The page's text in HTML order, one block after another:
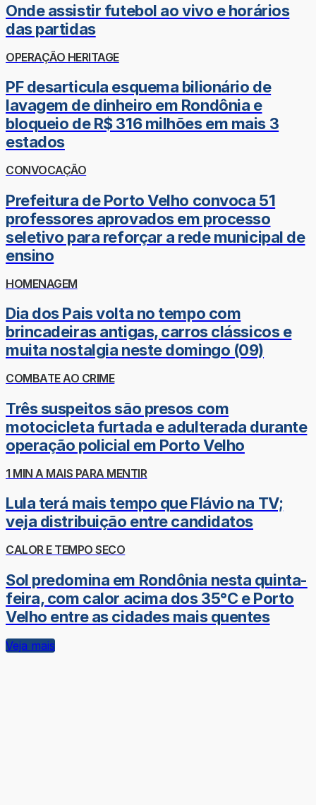
Onde assistir futebol ao vivo e horários
das partidas
OPERAÇÃO HERITAGE
PF desarticula esquema bilionário de
lavagem de dinheiro em Rondônia e
bloqueio de R$ 316 milhões em mais 3
estados
CONVOCAÇÃO
Prefeitura de Porto Velho convoca 51
professores aprovados em processo
seletivo para reforçar a rede municipal de
ensino
HOMENAGEM
Dia dos Pais volta no tempo com
brincadeiras antigas, carros clássicos e
muita nostalgia neste domingo (09)
COMBATE AO CRIME
Três suspeitos são presos com
motocicleta furtada e adulterada durante
operação policial em Porto Velho
1 MIN A MAIS PARA MENTIR
Lula terá mais tempo que Flávio na TV;
veja distribuição entre candidatos
CALOR E TEMPO SECO
Sol predomina em Rondônia nesta quinta-
feira, com calor acima dos 35°C e Porto
Velho entre as cidades mais quentes
Veja mais